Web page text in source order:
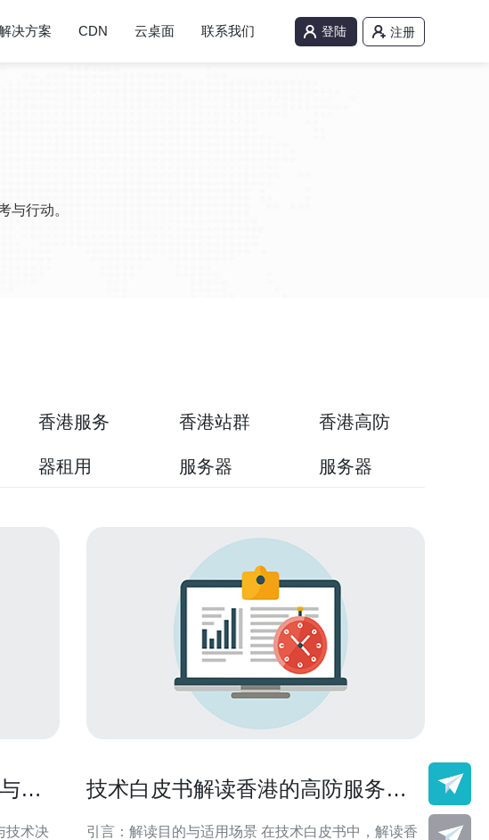
决方案 CDN 云桌面 联系我们 登陆 注册
与行动。
香港服务
器租用
香港站群
服务器
香港高防
服务器
服
技术决
技术白皮书解读香港的高防服务器
引言：解读目的与适用场景 在技术白皮书中，解读香